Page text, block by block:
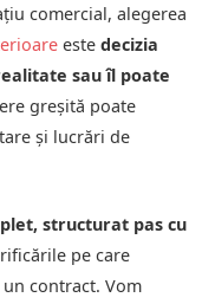
comercial, alegerea
este decizia
sau îl poate
greșită poate
și lucrări de
structurat pas cu
pe care
contract. Vom